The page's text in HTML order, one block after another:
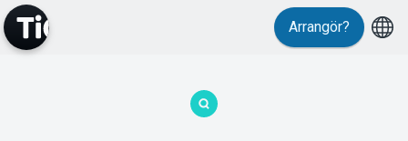
MyTickster
Arrangör?